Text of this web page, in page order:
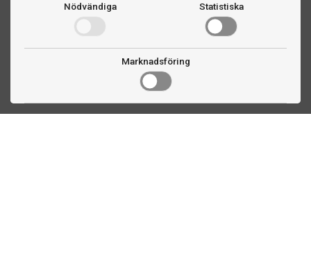
Nödvändiga Statistiska
Marknadsföring